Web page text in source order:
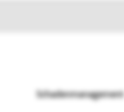
Schadenmanagement